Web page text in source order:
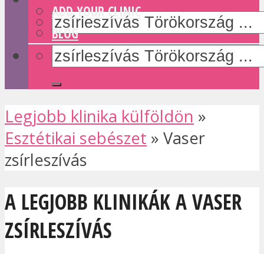
ADD YOUR CLINIC
BLOG
Legjobb klinika külföldön »
Esztétikai sebészet » Vaser
zsírleszívás
A LEGJOBB KLINIKÁK A VASER
ZSÍRLESZÍVÁS